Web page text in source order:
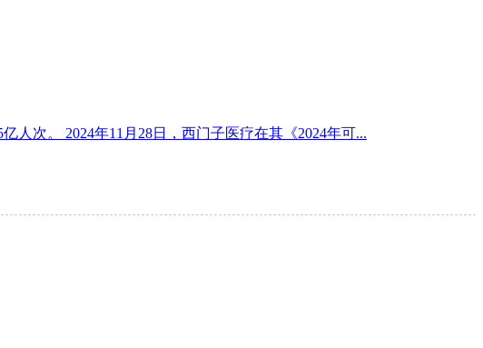
次。 2024年11月28日，西门子医疗在其《2024年可...